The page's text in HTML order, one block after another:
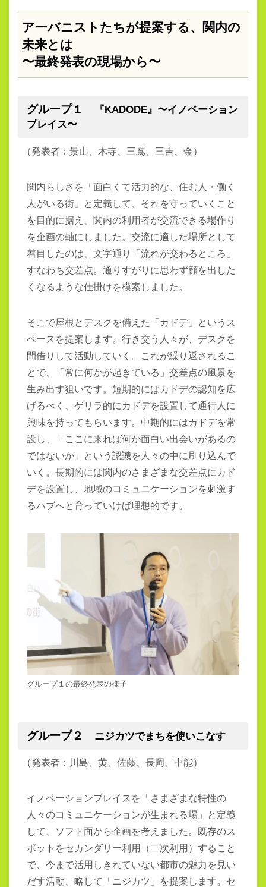
アーバニストたちが提案する、関内の
未来とは
〜最終発表の現場から〜
グループ１
『KADODE』〜イノベーション
プレイス〜
（発表者：景⼭、⽊寺、三嶌、三吉、⾦）
関内らしさを「面白くて活力的な、住む人・働く
人がいる街」と定義して、それを守っていくこと
を目的に据え、関内の利用者が交流できる場作り
を企画の軸にしました。交流に適した場所として
着目したのは、文字通り「流れが交わるところ」
すなわち交差点。通りすがりに思わず顔を出した
くなるような仕掛けを模索しました。
そこで屋根とデスクを備えた「カドデ」というス
ペースを提案します。行き交う人々が、デスクを
間借りして活動していく。これが繰り返されるこ
とで、「常に何かが起きている」交差点の風景を
生み出す狙いです。短期的にはカドデの認知を広
げるべく、ゲリラ的にカドデを設置して通行人に
興味を持ってもらいます。中期的にはカドデを常
設し、「ここに来れば何か面白い出会いがあるの
ではないか」という認識を人々の中に刷り込んで
いく。長期的には関内のさまざまな交差点にカド
デを設置し、地域のコミュニケーションを刺激す
るハブへと育っていけば理想的です。
グループ１の最終発表の様子
グループ２ ニジカツでまちを使いこなす
（発表者：川島、黄、佐藤、長岡、中能）
イノベーションプレイスを「さまざまな特性の
人々のコミュニケーションが生まれる場」と定義
して、ソフト面から企画を考えました。既存のス
ポットをセカンダリー利用（二次利用）すること
で、今まで活用しきれていない都市の魅力を見い
だす活動、略して「ニジカツ」を提案します。セ